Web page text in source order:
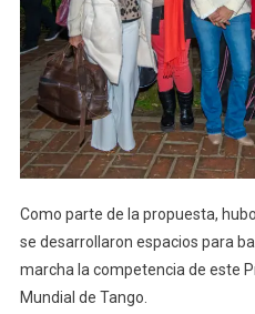
Como parte de la propuesta,
se desarrollaron espacios para
marcha la competencia de este
Mundial de Tango.